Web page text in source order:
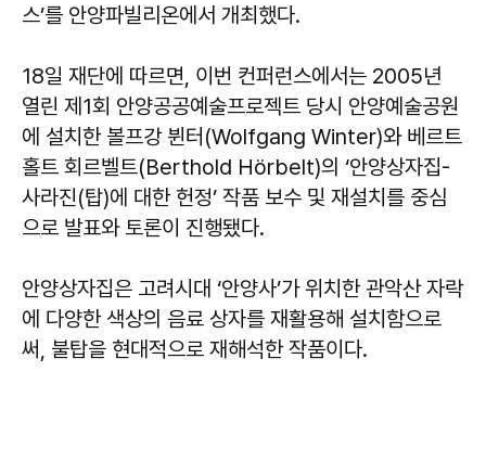
스’를 안양파빌리온에서 개최했다.
18일 재단에 따르면, 이번 컨퍼런스에서는 2005년
열린 제1회 안양공공예술프로젝트 당시 안양예술공원
에 설치한 볼프강 뷘터(Wolfgang Winter)와 베르트
홀트 회르벨트(Berthold Hörbelt)의 ‘안양상자집-
사라진(탑)에 대한 헌정’ 작품 보수 및 재설치를 중심
으로 발표와 토론이 진행됐다.
안양상자집은 고려시대 ‘안양사’가 위치한 관악산 자락
에 다양한 색상의 음료 상자를 재활용해 설치함으로
써, 불탑을 현대적으로 재해석한 작품이다.